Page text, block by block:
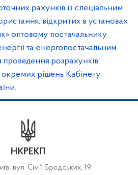
рахунків із спеціальним
відкритих в установах
оптовому постачальнику
та енергопостачальним
проведення розрахунків
окремих рішень Кабінету
НКРЕКП
вул. Сімʼї Бродських, 19